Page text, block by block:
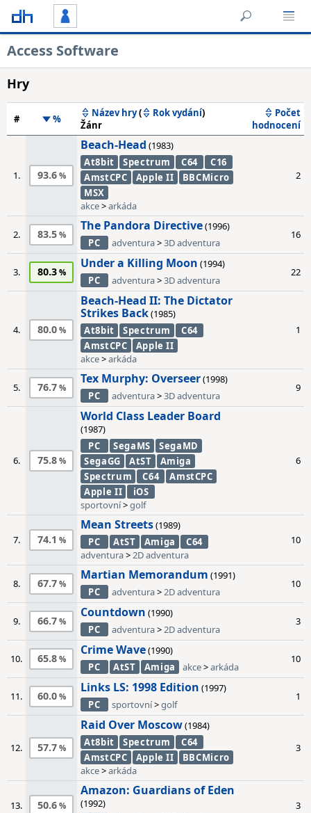
Access Software
Hry
# % Název hry( Rok vydání)
Žánr
Počet
hodnocení
1. 93.6
Beach-Head (1983)
At8bit
Spectrum C64
C16
AmstCPC
Apple II
BBCMicro
MSX
akce>arkáda
2
2. 83.5
The Pandora Directive(1996)
PC
adventura>3D adventura
16
3. 80.3
Under a Killing Moon (1994)
PC
adventura>3D adventura
22
4. 80.0
Beach-Head II: The Dictator
Strikes Back(1985)
At8bit
Spectrum
C64
AmstCPC
Apple II
akce>arkáda
1
5. 76.7
Tex Murphy: Overseer(1998)
PC
adventura>3D adventura
9
6. 75.8
World Class Leader Board
(1987)
PC
SegaMS
SegaMD
SegaGG
AtST
Amiga
Spectrum
C64
AmstCPC
Apple II
iOS
sportovní>golf
6
7. 74.1
Mean Streets(1989)
PC
AtST Amiga
C64
adventura>2D adventura
10
8. 67.7
Martian Memorandum (1991)
PC
adventura>2D adventura
10
9. 66.7
Countdown (1990)
PC
adventura>2D adventura
3
10. 65.8
Crime Wave(1990)
PC
AtST Amiga akce>arkáda
10
11. 60.0
Links LS: 1998 Edition (1997)
PC
sportovní>golf
1
12. 57.7
Raid Over Moscow(1984)
At8bit
Spectrum
C64
AmstCPC
Apple II
BBCMicro
akce>arkáda
3
13. 50.6
Amazon: Guardians of Eden
(1992)
3